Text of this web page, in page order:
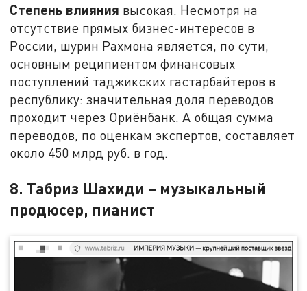
Степень влияния высокая. Несмотря на
отсутствие прямых бизнес-интересов в
России, шурин Рахмона является, по сути,
основным реципиентом финансовых
поступлений таджикских гастарбайтеров в
республику: значительная доля переводов
проходит через Ориёнбанк. А общая сумма
переводов, по оценкам экспертов, составляет
около 450 млрд руб. в год.
8. Табриз Шахиди – музыкальный
продюсер, пианист